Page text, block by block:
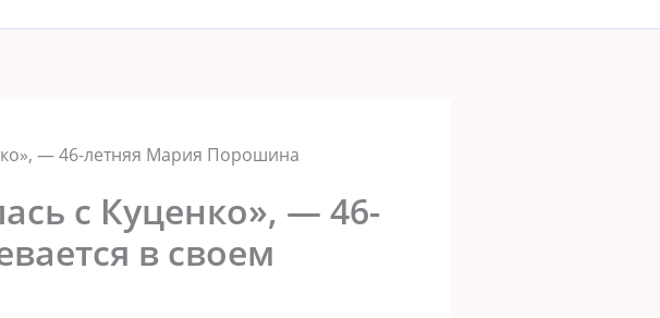
— 46-летняя Мария Порошина
с Куценко», — 46-
в своем